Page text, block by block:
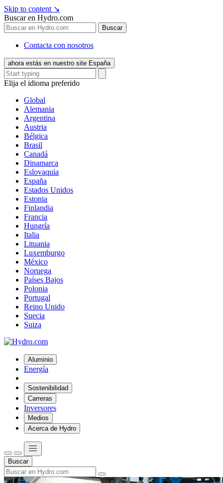
Skip to content ↘
Buscar en Hydro.com
Buscar
Contacta con nosotros
ahora estás en nuestro site España
Elija el idioma preferido
Global
Alemania
Argentina
Austria
Bélgica
Brasil
Canadá
Dinamarca
Eslovaquia
España
Estados Unidos
Estonia
Finlandia
Francia
Hungría
Italia
Lituania
Luxemburgo
México
Noruega
Países Bajos
Polonia
Portugal
Reino Unido
Suecia
Suiza
Aluminio
Energía
Sostenibilidad
Carreras
Inversores
Medios
Acerca de Hydro
Buscar